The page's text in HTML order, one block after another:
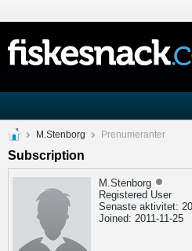
M.Stenborg Prenumeranter
Subscription
M.Stenborg
Registered User
Senaste aktivitet:
Joined: 2011-11-25